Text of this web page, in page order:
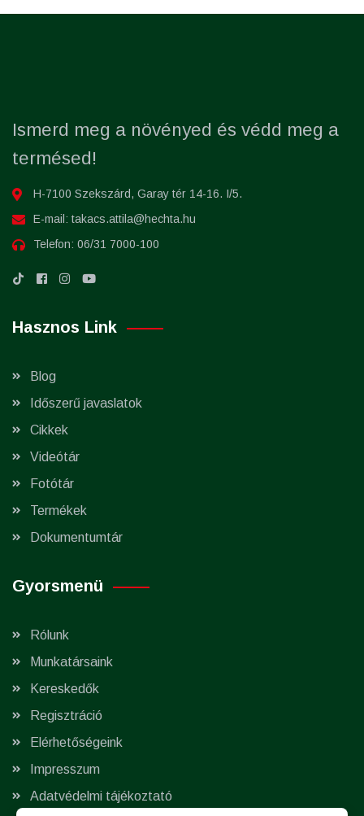
Ismerd meg a növényed és védd meg a
termésed!
H-7100 Szekszárd, Garay tér 14-16. I/5.
E-mail: takacs.attila@hechta.hu
Telefon: 06/31 7000-100
Hasznos Link
Blog
Időszerű javaslatok
Cikkek
Videótár
Fotótár
Termékek
Dokumentumtár
Gyorsmenü
Rólunk
Munkatársaink
Kereskedők
Regisztráció
Elérhetőségeink
Impresszum
Adatvédelmi tájékoztató